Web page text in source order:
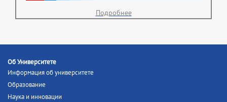
Подробнее
Об Университете
Информация об университете
Образование
Наука и инновации